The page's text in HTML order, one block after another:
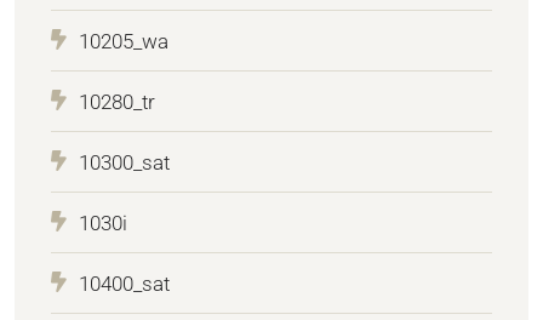
10205_wa
10280_tr
10300_sat
1030i
10400_sat